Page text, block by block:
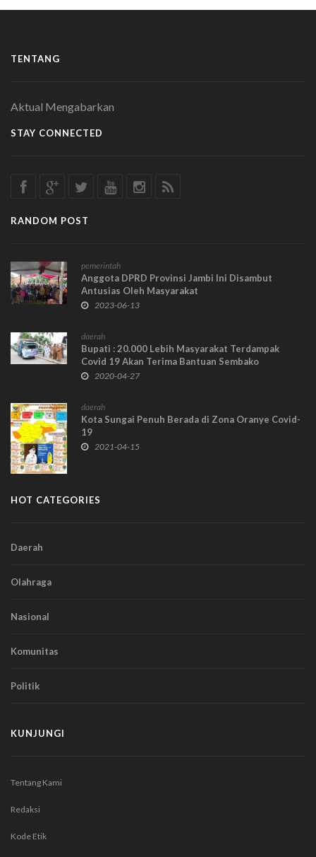
TENTANG
Aktual Mengabarkan
STAY CONNECTED
RANDOM POST
pemerintah
Anggota DPRD Provinsi Jambi Ini Disambut
Antusias Oleh Masyarakat
2023-06-13
daerah
Bupati : 20.000 Lebih Masyarakat Terdampak
Covid 19 Akan Terima Bantuan Sembako
2020-04-27
daerah
Kota Sungai Penuh Berada di Zona Oranye Covid-
19
2021-04-15
HOT CATEGORIES
Daerah
Olahraga
Nasional
Komunitas
Politik
KUNJUNGI
Tentang Kami
Redaksi
Kode Etik